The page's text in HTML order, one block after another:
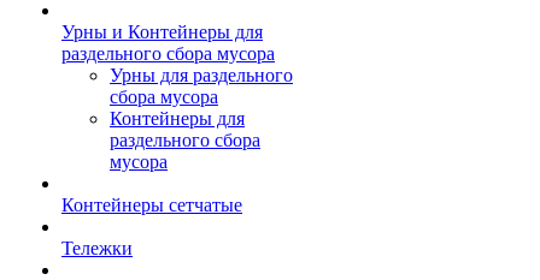
Урны и Контейнеры для
раздельного сбора мусора
Урны для раздельного
сбора мусора
Контейнеры для
раздельного сбора
мусора
Контейнеры сетчатые
Тележки